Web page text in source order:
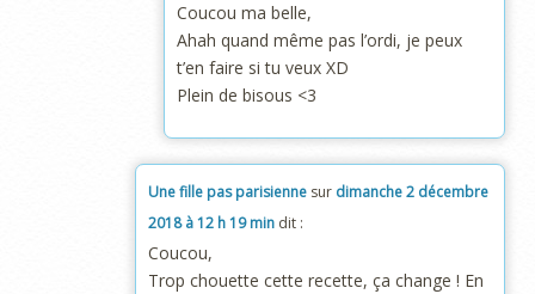
Coucou ma belle,
Ahah quand même pas l’ordi, je peux
t’en faire si tu veux XD
Plein de bisous <3
Une fille pas parisienne sur dimanche 2 décembre
2018 à 12 h 19 min dit :
Coucou,
Trop chouette cette recette, ça change ! En